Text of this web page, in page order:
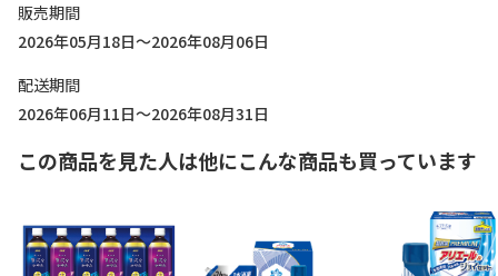
販売期間
2026年05月18日～2026年08月06日
配送期間
2026年06月11日～2026年08月31日
この商品を見た人は他にこんな商品も買っています